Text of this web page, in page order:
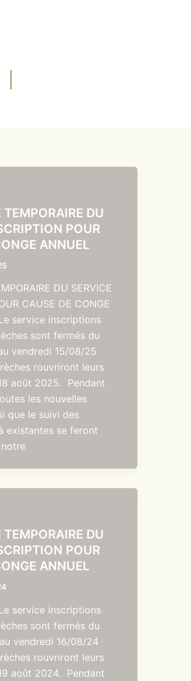
TEMPORAIRE DU
POUR
ANNUEL
DU SERVICE
CAUSE DE CONGE
service inscriptions
sont fermés du
vendredi 15/08/25
rouvriront leurs
août 2025. Pendant
les nouvelles
que le suivi des
existantes se feront
TEMPORAIRE DU
POUR
ANNUEL
service inscriptions
sont fermés du
vendredi 16/08/24
rouvriront leurs
août 2024. Pendant